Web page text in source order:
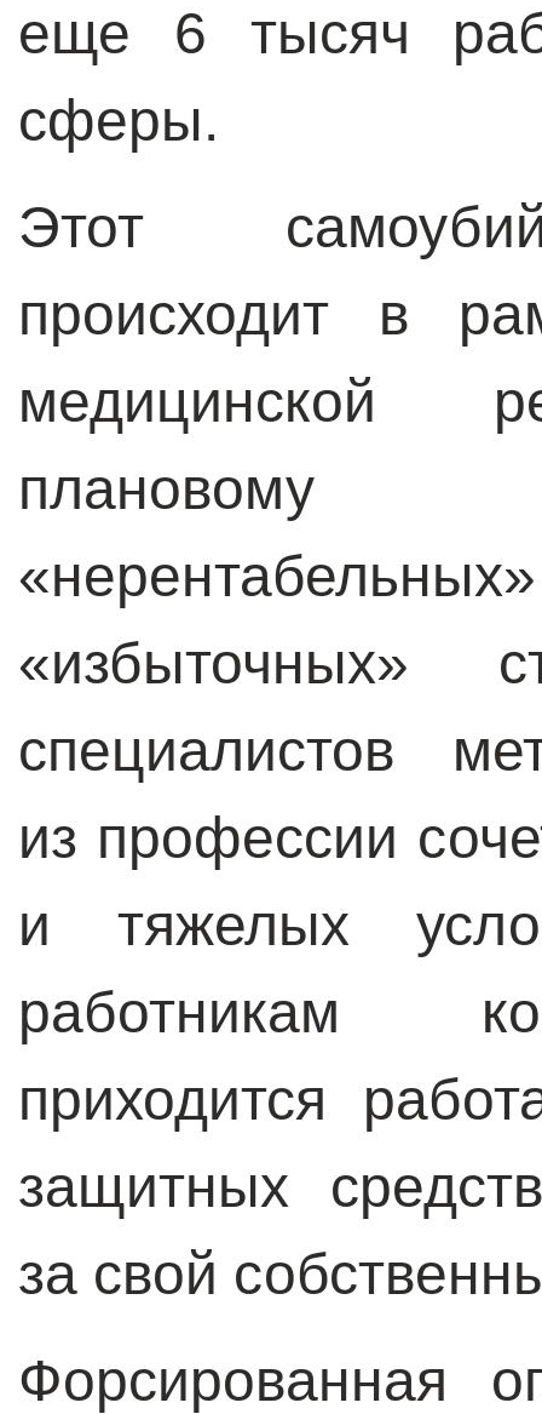
еще 6 тысяч
сферы.
Этот
происходит в
медицинской
«избыточных»
специалистов
из профессии
и тяжелых
работникам
приходится
защитных
за свой
Форсированная